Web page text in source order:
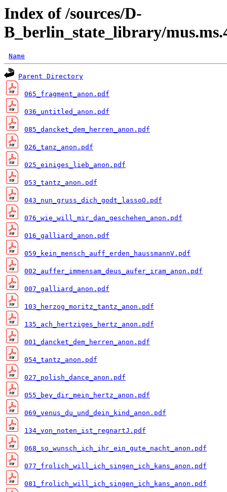
Index of /sources/D-
B_berlin_state_library/
Name
Parent Directory
065_fragment_anon.pdf
036_untitled_anon.pdf
085_dancket_dem_herren_anon.pdf
026_tanz_anon.pdf
025_einiges_lieb_anon.pdf
053_tantz_anon.pdf
043_nun_gruss_dich_godt_lassoO.pdf
076_wie_will_mir_dan_geschehen_anon.pdf
016_galliard_anon.pdf
059_kein_mensch_auff_erden_haussmannV.pdf
002_auffer_immensam_deus_aufer_iram_anon.pdf
007_galliard_anon.pdf
103_herzog_moritz_tantz_anon.pdf
135_ach_hertziges_hertz_anon.pdf
001_dancket_dem_herren_anon.pdf
054_tantz_anon.pdf
027_polish_dance_anon.pdf
055_bey_dir_mein_hertz_anon.pdf
069_venus_du_und_dein_kind_anon.pdf
134_von_noten_ist_regnartJ.pdf
068_so_wunsch_ich_ihr_ein_gute_nacht_anon.pdf
077_frolich_will_ich_singen_ich_kans_anon.pdf
081_frolich_will_ich_singen_ich_kans_anon.pdf